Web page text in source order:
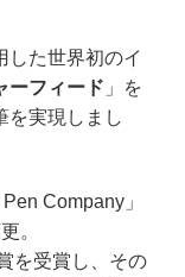
した世界初のイ
ーフィード 」を
を実現しまし
Company」
。
を受賞し、その